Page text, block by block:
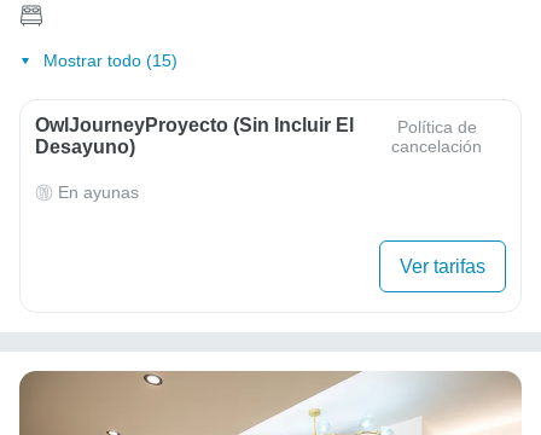
Mostrar todo (15)
OwlJourneyProyecto (sin Incluir El
Desayuno)
Política de
cancelación
En ayunas
Ver tarifas